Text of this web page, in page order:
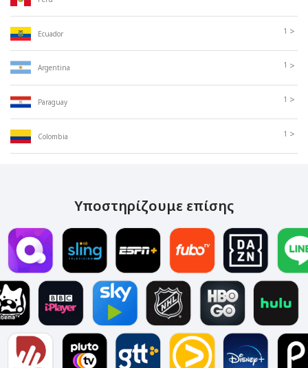
Ecuador 1 >
Argentina 1 >
Paraguay 1 >
Colombia 1 >
Υποστηρίζουμε επίσης